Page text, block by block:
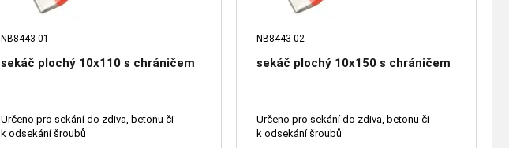
NB8443-01
sekáč plochý 10x110 s chráničem
Určeno pro sekání do zdiva, betonu či
k odsekání šroubů
NB8443-02
sekáč plochý 10x150 s chráničem
Určeno pro sekání do zdiva, betonu či
k odsekání šroubů